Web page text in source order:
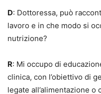
D: Dottoressa, può
lavoro e in che modo si
nutrizione?
R: Mi occupo di
clinica, con l’obiettivo di
legate all’alimentazione